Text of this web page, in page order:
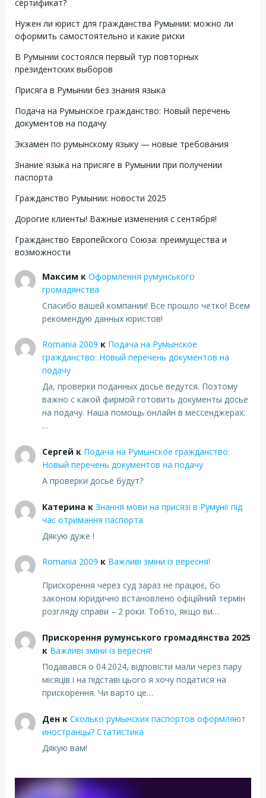
сертификат?
Нужен ли юрист для гражданства Румынии: можно ли
оформить самостоятельно и какие риски
В Румынии состоялся первый тур повторных
президентских выборов
Присяга в Румынии без знания языка
Подача на Румынское гражданство: Новый перечень
документов на подачу
Экзамен по румынскому языку — новые требования
Знание языка на присяге в Румынии при получении
паспорта
Гражданство Румынии: новости 2025
Дорогие клиенты! Важные изменения с сентября!
Гражданство Европейского Союза: преимущества и
возможности
Максим к Оформлення румунського
громадянства
Спасибо вашей компании! Все прошло четко! Всем
рекомендую данных юристов!
Romania 2009 к Подача на Румынское
гражданство: Новый перечень документов на
подачу
Да, проверки поданных досье ведутся. Поэтому
важно с какой фирмой готовить документы досье
на подачу. Наша помощь онлайн в мессенджерах:
…
Сергей к Подача на Румынское гражданство:
Новый перечень документов на подачу
А проверки досье будут?
Катерина к Знання мови на присязі в Румунії під
час отримання паспорта
Дякую дуже !
Romania 2009 к Важливі зміни із вересня!
Прискорення через суд зараз не працює, бо
законом юридично встановлено офіційний термін
розгляду справи – 2 роки. Тобто, якщо ви…
Прискорення румунського громадянства 2025
к Важливі зміни із вересня!
Подавався о 04.2024, відповісти мали через пару
місяців і на підставі цього я хочу податися на
прискорення. Чи варто це…
Денк Сколько румынских паспортов оформляют
иностранцы? Статистика
Дякую вам!